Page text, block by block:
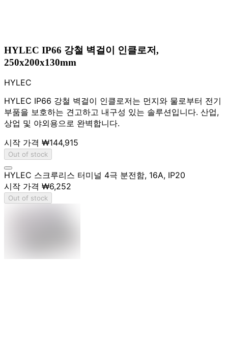
HYLEC IP66 강철 벽걸이 인클로저,
250x200x130mm
HYLEC
HYLEC IP66 강철 벽걸이 인클로저는 먼지와 물로부터 전기
부품을 보호하는 견고하고 내구성 있는 솔루션입니다. 산업,
상업 및 야외용으로 완벽합니다.
시작 가격 ₩144,915
Out of stock
HYLEC 스크루리스 터미널 4극 분전함, 16A, IP20
시작 가격 ₩6,252
Out of stock